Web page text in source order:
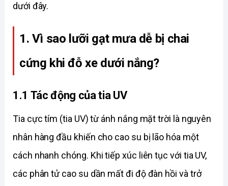
dưới đây.
1. Vì sao lưỡi gạt mưa dễ bị chai
cứng khi đỗ xe dưới nắng?
1.1 Tác động của tia UV
Tia cực tím (tia UV) từ ánh nắng mặt trời là nguyên
nhân hàng đầu khiến cho cao su bị lão hóa một
cách nhanh chóng. Khi tiếp xúc liên tục với tia UV,
các phân tử cao su dần mất đi độ đàn hồi và trở